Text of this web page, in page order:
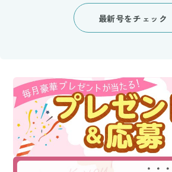
最新号をチェック